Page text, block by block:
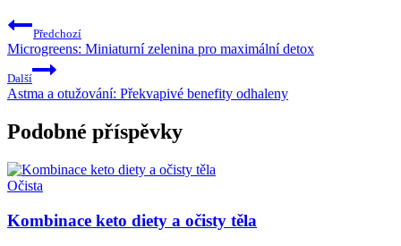
Předchozí
Microgreens: Miniaturní zelenina pro maximální detox
Další
Astma a otužování: Překvapivé benefity odhaleny
Podobné příspěvky
Očista
Kombinace keto diety a očisty těla